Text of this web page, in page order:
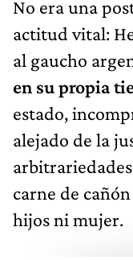
No era una
actitud vital:
al gaucho
en su propia
estado,
alejado de la
carne de
hijos ni mujer.